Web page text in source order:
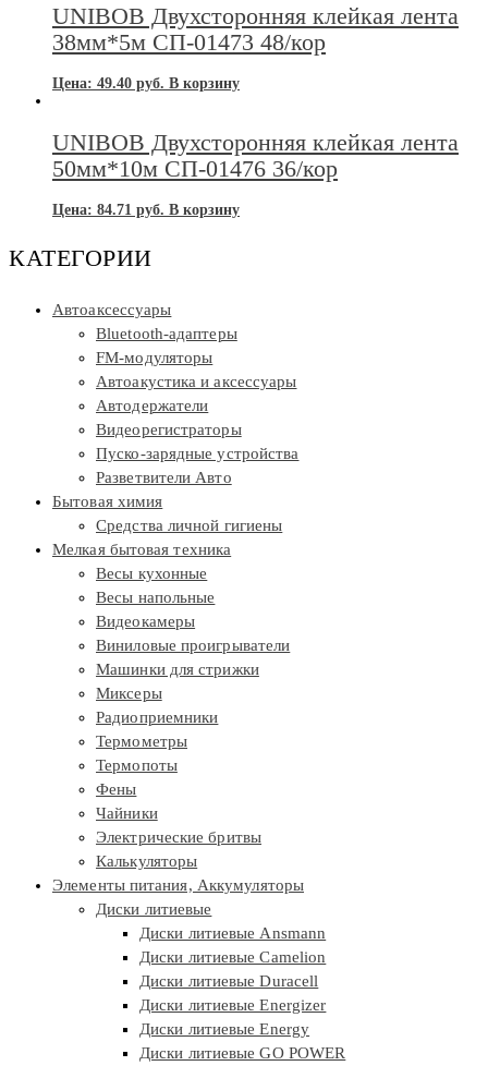
UNIBOB Двухсторонняя клейкая лента
38мм*5м СП-01473 48/кор
Цена: 49.40 руб. В корзину
UNIBOB Двухсторонняя клейкая лента
50мм*10м СП-01476 36/кор
Цена: 84.71 руб. В корзину
КАТЕГОРИИ
Автоаксессуары
Bluetooth-адаптеры
FM-модуляторы
Автоакустика и аксессуары
Автодержатели
Видеорегистраторы
Пуско-зарядные устройства
Разветвители Авто
Бытовая химия
Средства личной гигиены
Мелкая бытовая техника
Весы кухонные
Весы напольные
Видеокамеры
Виниловые проигрыватели
Машинки для стрижки
Миксеры
Радиоприемники
Термометры
Термопоты
Фены
Чайники
Электрические бритвы
Калькуляторы
Элементы питания, Аккумуляторы
Диски литиевые
Диски литиевые Ansmann
Диски литиевые Camelion
Диски литиевые Duracell
Диски литиевые Energizer
Диски литиевые Energy
Диски литиевые GO POWER